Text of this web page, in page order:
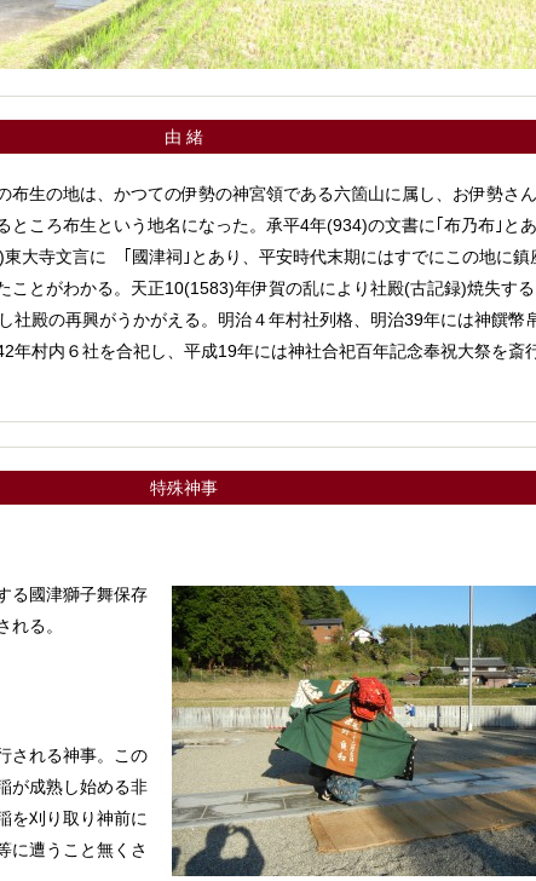
由 緒
布生の地は、かつての伊勢の神宮領である六箇山に属し、お伊勢さ
ところ布生という地名になった。承平4年(934)の文書に｢布乃布｣とあ
大寺文言に ｢國津祠｣とあり、平安時代末期にはすでにこの地に鎮
ことがわかる。天正10(1583)年伊賀の乱により社殿(古記録)焼失する
社殿の再興がうかがえる。明治４年村社列格、明治39年には神饌幣
年村内６社を合祀し、平成19年には神社合祀百年記念奉祝大祭を斎
特殊神事
る國津獅子舞保存
れる。
される神事。この
が成熟し始める非
を刈り取り神前に
に遭うこと無くさ